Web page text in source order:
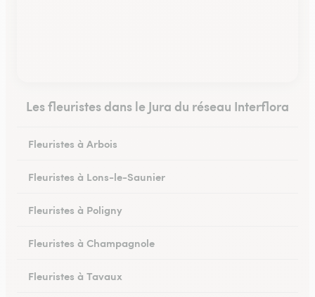
Les fleuristes dans le Jura du réseau Interflora
Fleuristes à Arbois
Fleuristes à Lons-le-Saunier
Fleuristes à Poligny
Fleuristes à Champagnole
Fleuristes à Tavaux